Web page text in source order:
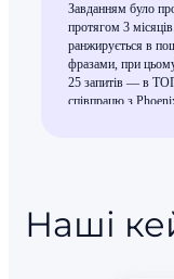
Завданням було
протягом 3
ранжирується в
фразами, при
25 запитів — в
співпрацю з
Наші